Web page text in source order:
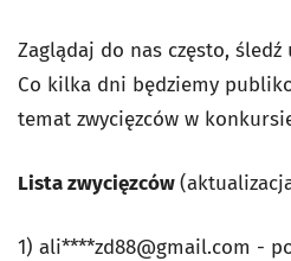
Zaglądaj do nas często,
Co kilka dni będziemy
temat zwycięzców w
Lista zwycięzców
1) ali****zd88@gmail.com -